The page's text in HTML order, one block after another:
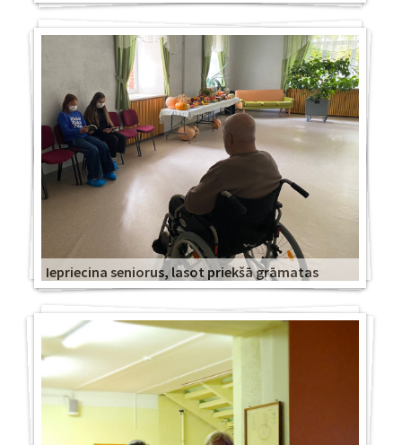
Iepriecina seniorus, lasot priekšā grāmatas